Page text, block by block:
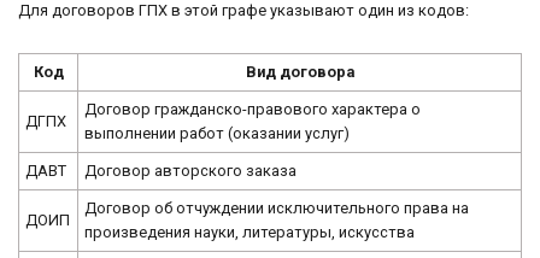
Для договоров ГПХ в этой графе указывают один из кодов:
Код Вид договора
ДГПХ
Договор гражданско-правового характера о
выполнении работ (оказании услуг)
ДАВТ Договор авторского заказа
ДОИП
Договор об отчуждении исключительного права на
произведения науки, литературы, искусства